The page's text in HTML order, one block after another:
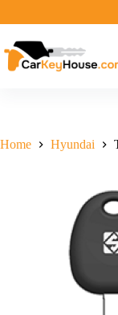
inhoud
Home Hyundai